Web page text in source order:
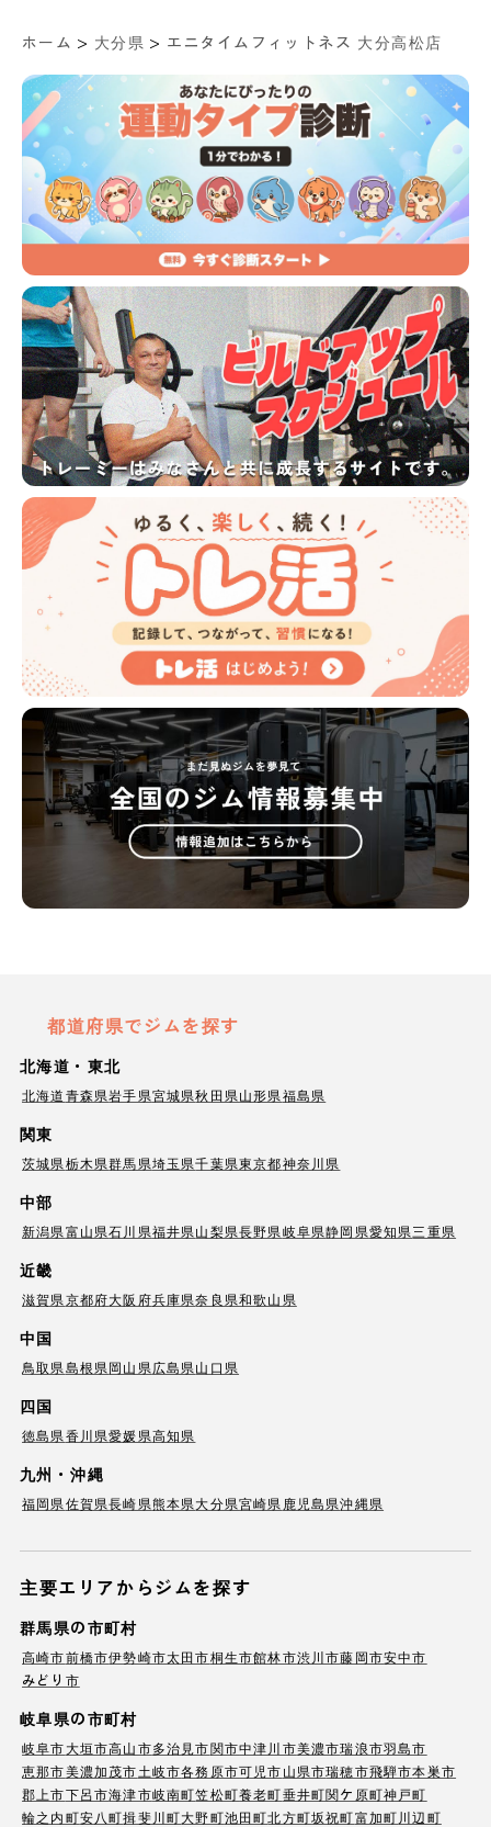
ホーム > 大分県 > エニタイムフィットネス 大分高松店
都道府県でジムを探す
北海道・東北
北海道青森県岩手県宮城県秋田県山形県福島県
関東
茨城県栃木県群馬県埼玉県千葉県東京都神奈川県
中部
新潟県富山県石川県福井県山梨県長野県岐阜県静岡県愛知県三重県
近畿
滋賀県京都府大阪府兵庫県奈良県和歌山県
中国
鳥取県島根県岡山県広島県山口県
四国
徳島県香川県愛媛県高知県
九州・沖縄
福岡県佐賀県長崎県熊本県大分県宮崎県 鹿児島県沖縄県
主要エリアからジムを探す
群馬県の市町村
高崎市前橋市伊勢崎市太田市桐生市館林市渋川市藤岡市安中市
みどり市
岐阜県の市町村
岐阜市大垣市高山市多治見市関市中津川市美濃市瑞浪市羽島市
恵那市美濃加茂市土岐市各務原市可児市山県市瑞穂市飛騨市本巣市
郡上市下呂市海津市岐南町笠松町養老町垂井町関ケ原町神戸町
輪之内町安八町揖斐川町大野町池田町北方町坂祝町富加町川辺町